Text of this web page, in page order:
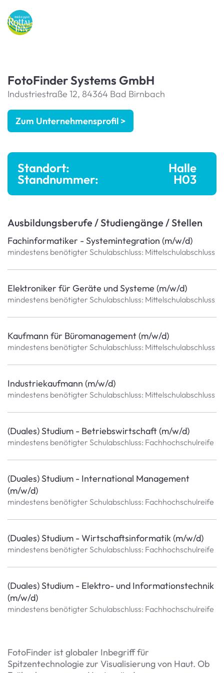
FotoFinder Systems GmbH
Industriestraße 12, 84364 Bad Birnbach
Zum Unternehmensprofil >
Standort: Halle
Standnummer: H03
Ausbildungsberufe / Studiengänge / Stellen
Fachinformatiker - Systemintegration (m/w/d)
mindestens benötigter Schulabschluss: Mittelschulabschluss
Elektroniker für Geräte und Systeme (m/w/d)
mindestens benötigter Schulabschluss: Mittelschulabschluss
Kaufmann für Büromanagement (m/w/d)
mindestens benötigter Schulabschluss: Mittelschulabschluss
Industriekaufmann (m/w/d)
mindestens benötigter Schulabschluss: Mittelschulabschluss
(Duales) Studium - Betriebswirtschaft (m/w/d)
mindestens benötigter Schulabschluss: Fachhochschulreife
(Duales) Studium - International Management
(m/w/d)
mindestens benötigter Schulabschluss: Fachhochschulreife
(Duales) Studium - Wirtschaftsinformatik (m/w/d)
mindestens benötigter Schulabschluss: Fachhochschulreife
(Duales) Studium - Elektro- und Informationstechnik
(m/w/d)
mindestens benötigter Schulabschluss: Fachhochschulreife
FotoFinder ist globaler Inbegriff für
Spitzentechnologie zur Visualisierung von Haut. Ob